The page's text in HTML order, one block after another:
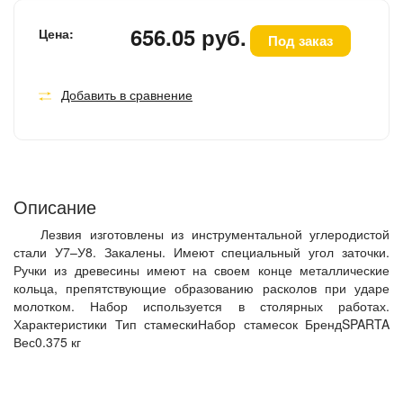
Цена: 656.05 руб. Под заказ
Добавить в сравнение
Описание
Лезвия изготовлены из инструментальной углеродистой
стали У7–У8. Закалены. Имеют специальный угол заточки.
Ручки из древесины имеют на своем конце металлические
кольца, препятствующие образованию расколов при ударе
молотком. Набор используется в столярных работах.
Характеристики Тип стамескиНабор стамесок БрендSPARTA
Вес0.375 кг